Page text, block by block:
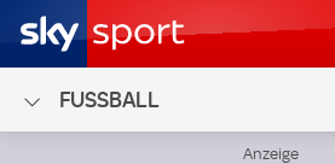
FUSSBALL